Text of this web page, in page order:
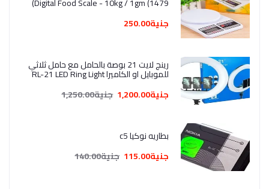
Digital Food Scale - 10kg / 1gm (1479)
جنية250.00
رينج لايت 21 بوصة بالحامل مع حامل ثلاثي
للموبايل او الكاميرا RL-21 LED Ring Light
جنية1,200.00
جنية1,250.00
بطاريه نوكيا c5
جنية115.00
جنية140.00